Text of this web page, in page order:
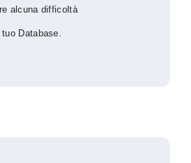
alcuna difficoltà
Database.